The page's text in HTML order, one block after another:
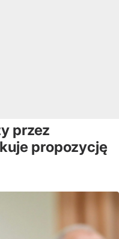
przez
propozycję